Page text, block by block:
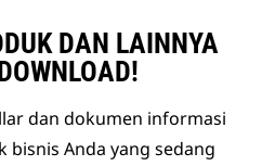
DAN LAINNYA
dan dokumen informasi
bisnis Anda yang sedang